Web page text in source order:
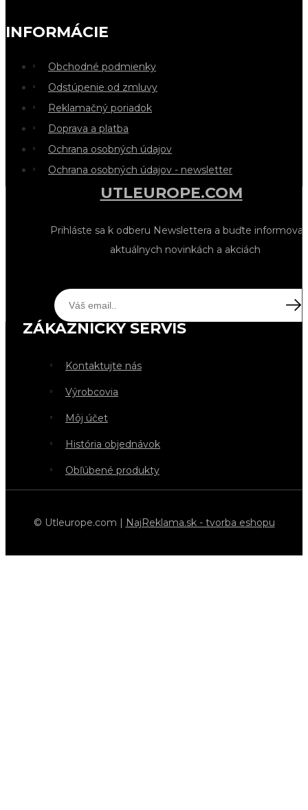
INFORMÁCIE
Obchodné podmienky
Odstúpenie od zmluvy
Reklamačný poriadok
Doprava a platba
Ochrana osobných údajov
Ochrana osobných údajov - newsletter
UTLEUROPE.COM
Prihláste sa k odberu Newslettera a buďte
aktuálnych novinkách a akciách
ZÁKAZNÍCKY SERVIS
Kontaktujte nás
Výrobcovia
Môj účet
História objednávok
Obľúbené produkty
© Utleurope.com | NajReklama.sk - tvorba eshopu